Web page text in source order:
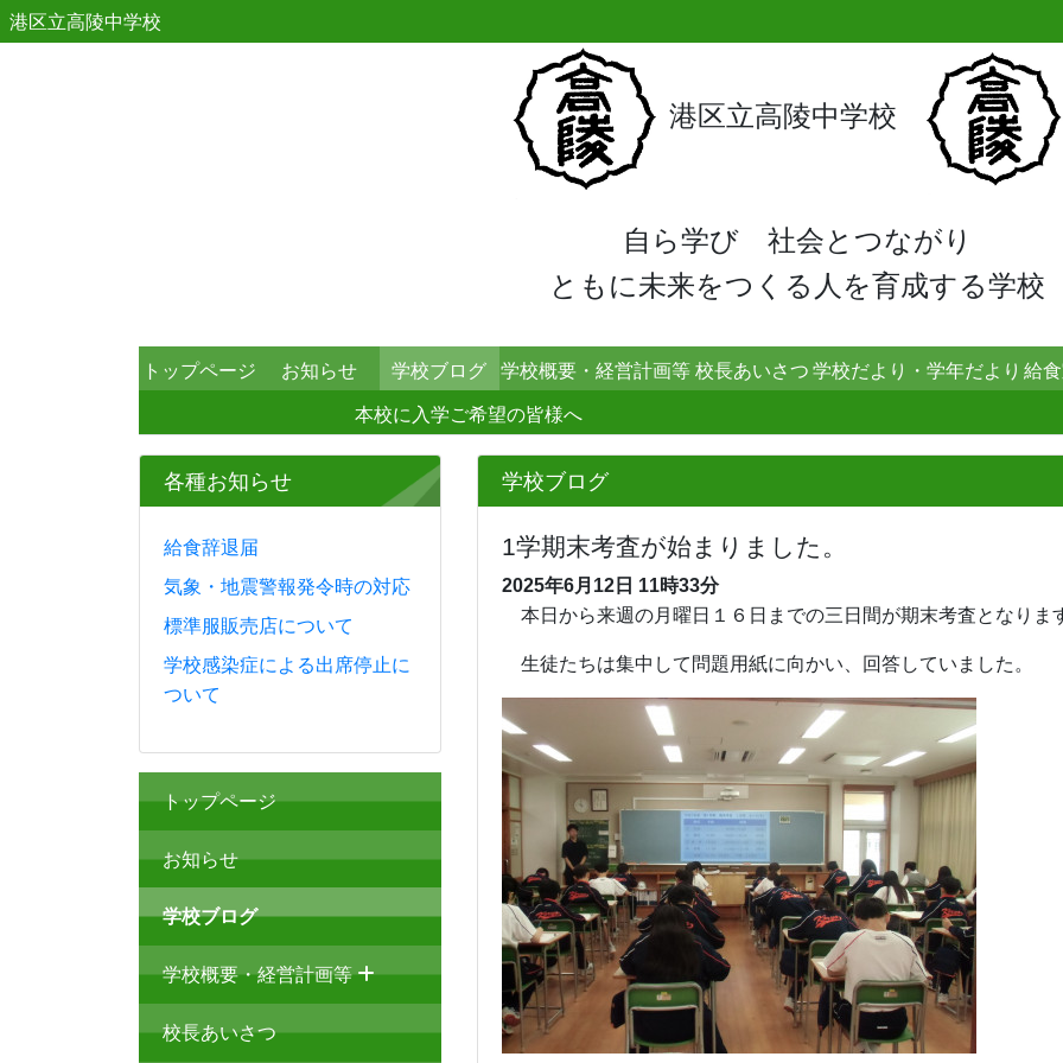
港区立高陵中学校
港区立高陵中学校
自ら学び 社会とつながり
ともに未来をつくる人を育成する学校
トップページ お知らせ 学校ブログ 学校概要・経営計画等 校長あいさつ 学校だより・学年だより 給
本校に入学ご希望の皆様へ
各種お知らせ
給食辞退届
気象・地震警報発令時の対応
標準服販売店について
学校感染症による出席停止に
ついて
トップページ
お知らせ
学校ブログ
学校概要・経営計画等
校長あいさつ
学校ブログ
1学期末考査が始まりました。
2025年6月12日 11時33分
本日から来週の月曜日１６日までの三日間が期末考査となりま
生徒たちは集中して問題用紙に向かい、回答していました。